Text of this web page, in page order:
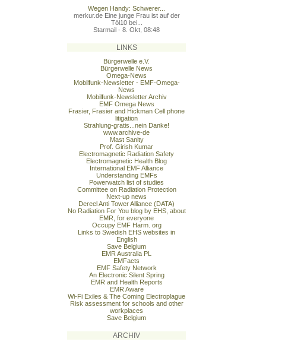
Wegen Handy: Schwerer...
merkur.de Eine junge Frau ist auf der
Töl10 bei...
Starmail - 8. Okt, 08:48
LINKS
Bürgerwelle e.V.
Bürgerwelle News
Omega-News
Mobilfunk-Newsletter - EMF-Omega-
News
Mobilfunk-Newsletter Archiv
EMF Omega News
Frasier, Frasier and Hickman Cell phone
litigation
Strahlung-gratis...nein Danke!
www.archive-de
Mast Sanity
Prof. Girish Kumar
Electromagnetic Radiation Safety
Electromagnetic Health Blog
International EMF Alliance
Understanding EMFs
Powerwatch list of studies
Committee on Radiation Protection
Next-up news
Dereel Anti Tower Alliance (DATA)
No Radiation For You blog by EHS, about
EMR, for everyone
Occupy EMF Harm. org
Links to Swedish EHS websites in
English
Save Belgium
EMR Australia PL
EMFacts
EMF Safety Network
An Electronic Silent Spring
EMR and Health Reports
EMR Aware
Wi-Fi Exiles & The Coming Electroplague
Risk assessment for schools and other
workplaces
Save Belgium
ARCHIV